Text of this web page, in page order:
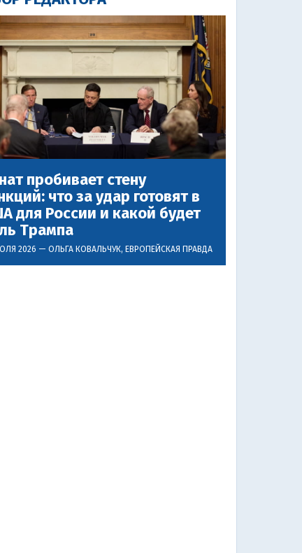
пробивает стену
что за удар готовят в
для России и какой будет
Трампа
2026 — ОЛЬГА КОВАЛЬЧУК, ЕВРОПЕЙСКАЯ ПРАВДА